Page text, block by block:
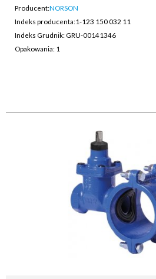
Producent:NORSON
Indeks producenta:1-123 150 032 11
Indeks Grudnik: GRU-00141346
Opakowania: 1